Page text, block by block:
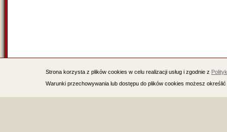
Strona korzysta z plików cookies w celu realizacji usług i zgodnie z
Warunki przechowywania lub dostępu do plików cookies możesz